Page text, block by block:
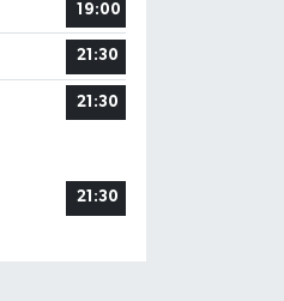
19:00
21:30
21:30
21:30